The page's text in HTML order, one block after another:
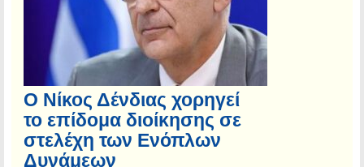
Ο Νίκος Δένδιας χορηγεί
το επίδομα διοίκησης σε
στελέχη των Ενόπλων
Δυνάμεων